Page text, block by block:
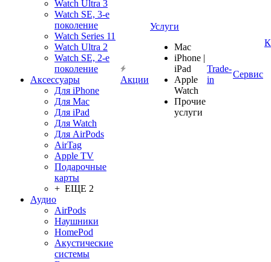
Watch Ultra 3
Watch SE, 3-е
поколение
Watch Series 11
Watch Ultra 2
Watch SE, 2-е
поколение
Аксессуары
Для iPhone
Для Mac
Для iPad
Для Watch
Для AirPods
AirTag
Apple TV
Подарочные
карты
+ ЕЩЕ 2
Аудио
AirPods
Наушники
HomePod
Акустические
системы
Акции
Услуги
Mac
iPhone |
iPad
Apple
Watch
Прочие
услуги
Trade-
in
Сервис